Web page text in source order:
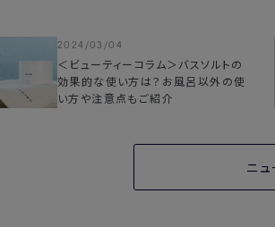
2024/03/04
＜ビューティーコラム＞バスソルトの
効果的な使い方は？お風呂以外の使
い方や注意点もご紹介
ニ